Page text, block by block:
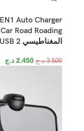
المغناطيسي Micro USB 2 في 1 موصل للآيفون وUSB الصغير
3.500 د.ج 2.450 د.ج